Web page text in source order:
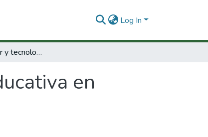
Log In
Modelo curricular y tecnología educativa en Colombia (1947-1984).
en